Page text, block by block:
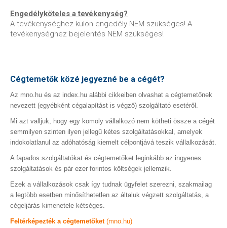
Engedélyköteles a tevékenység?
A tevékenységhez külön engedély NEM szükséges! A
tevékenységhez bejelentés NEM szükséges!
Cégtemetők közé jegyezné be a cégét?
Az mno.hu és az index.hu alábbi cikkeiben olvashat a cégtemetőnek
nevezett (egyébként cégalapítást is végző) szolgáltató esetéről.
Mi azt valljuk, hogy egy komoly vállalkozó nem kötheti össze a cégét
semmilyen szinten ilyen jellegű kétes szolgáltatásokkal, amelyek
indokolatlanul az adóhatóság kiemelt célpontjává teszik vállalkozását.
A fapados szolgáltatókat és cégtemetőket leginkább az ingyenes
szolgáltatások és pár ezer forintos költségek jellemzik.
Ezek a vállalkozások csak így tudnak ügyfelet szerezni, szakmailag
a legtöbb esetben minősíthetetlen az általuk végzett szolgáltatás, a
cégeljárás kimenetele kétséges.
Feltérképezték a cégtemetőket (mno.hu)